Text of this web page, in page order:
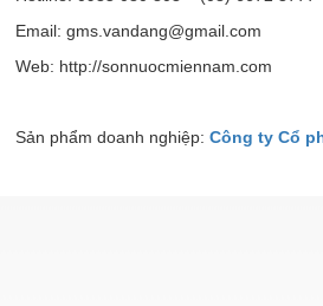
Email: gms.vandang@gmail.com
Web: http://sonnuocmiennam.com
Sản phẩm doanh nghiệp: Công ty Cổ